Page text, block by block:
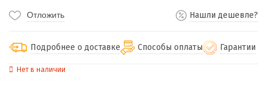
Отложить Нашли дешевле?
Подробнее о доставке Способы оплаты Гарантии
Нет в наличии